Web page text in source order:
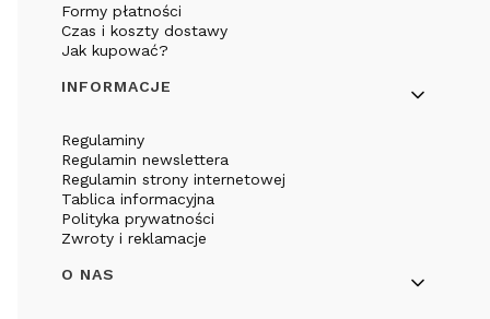
Formy płatności
Czas i koszty dostawy
Jak kupować?
INFORMACJE
Regulaminy
Regulamin newslettera
Regulamin strony internetowej
Tablica informacyjna
Polityka prywatności
Zwroty i reklamacje
O NAS